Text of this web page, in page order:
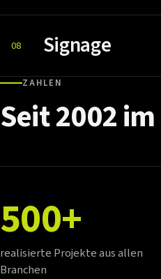
08 Signage
ZAHLEN
Seit2002im
500+
realisierte Projekte aus allen
Branchen